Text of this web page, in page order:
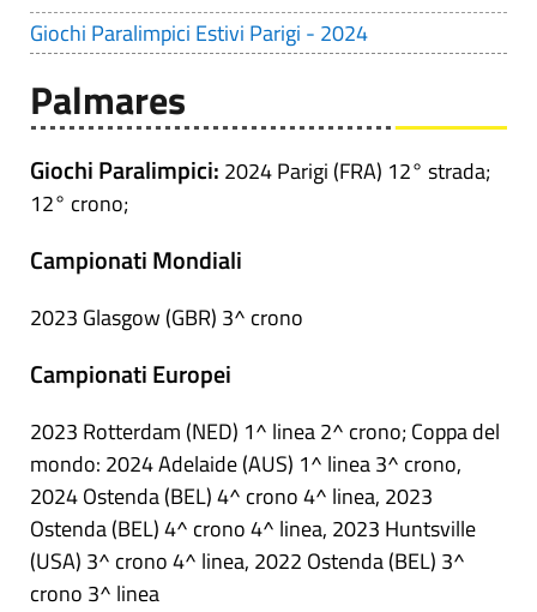
Giochi Paralimpici Estivi Parigi - 2024
Palmares
Giochi Paralimpici: 2024 Parigi (FRA) 12° strada;
12° crono;
Campionati Mondiali
2023 Glasgow (GBR) 3^ crono
Campionati Europei
2023 Rotterdam (NED) 1^ linea 2^ crono; Coppa del
mondo: 2024 Adelaide (AUS) 1^ linea 3^ crono,
2024 Ostenda (BEL) 4^ crono 4^ linea, 2023
Ostenda (BEL) 4^ crono 4^ linea, 2023 Huntsville
(USA) 3^ crono 4^ linea, 2022 Ostenda (BEL) 3^
crono 3^ linea